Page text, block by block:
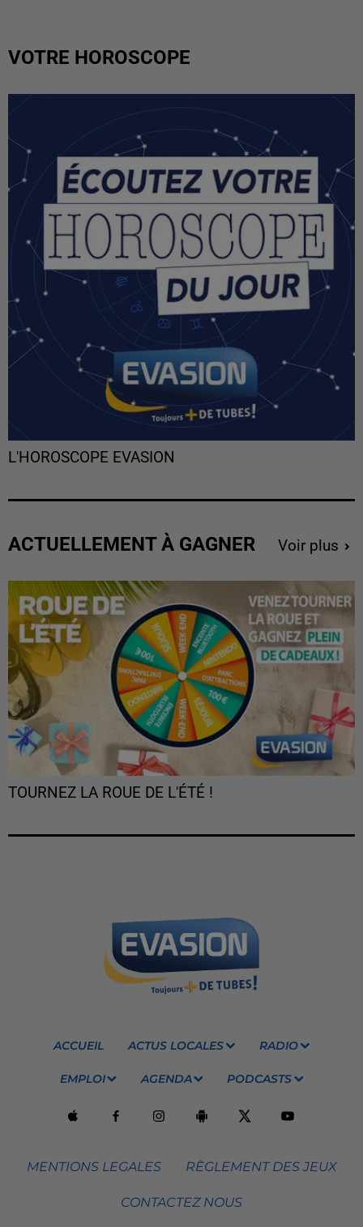
VOTRE HOROSCOPE
L'HOROSCOPE EVASION
ACTUELLEMENT À GAGNER Voir plus
TOURNEZ LA ROUE DE L'ÉTÉ !
ACCUEIL ACTUS LOCALES RADIO
EMPLOI AGENDA PODCASTS
MENTIONS LEGALES RÈGLEMENT DES JEUX
CONTACTEZ NOUS